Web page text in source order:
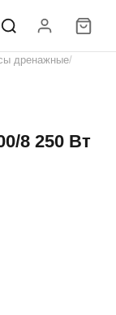
дренажные
8 250 Вт